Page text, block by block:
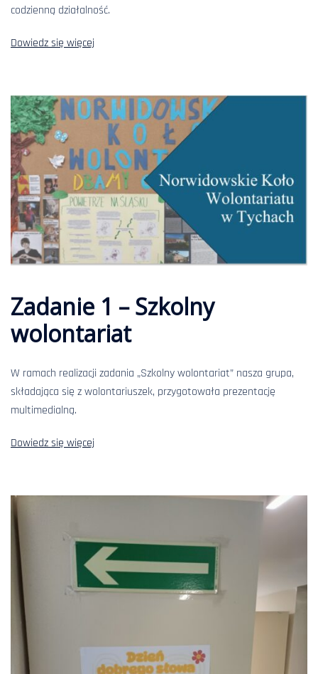
codzienną działalność.
Dowiedz się więcej
Zadanie 1 – Szkolny
wolontariat
W ramach realizacji zadania „Szkolny wolontariat” nasza grupa,
składająca się z wolontariuszek, przygotowała prezentację
multimedialną.
Dowiedz się więcej